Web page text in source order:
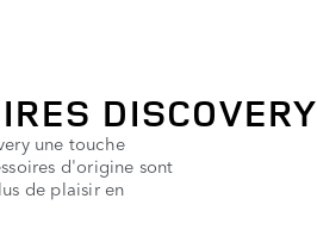
DISCOVERY
une touche
d'origine sont
de plaisir en